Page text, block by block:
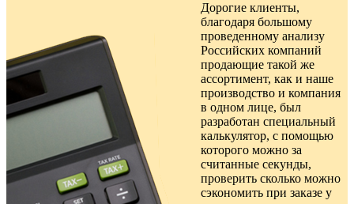
Дорогие клиенты,
благодаря большому
проведенному анализу
Российских компаний
продающие такой же
ассортимент, как и наше
производство и компания
в одном лице, был
разработан специальный
калькулятор, с помощью
которого можно за
считанные секунды,
проверить сколько можно
сэкономить при заказе у